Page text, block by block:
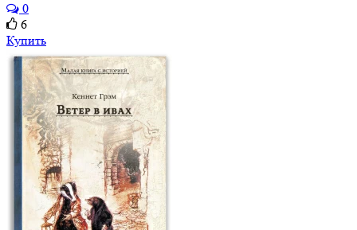
0
6
Купить